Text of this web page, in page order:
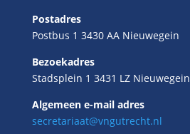
Postadres
Postbus 1 3430 AA Nieuwegein
Bezoekadres
Stadsplein 1 3431 LZ Nieuwegein
Algemeen e-mail adres
secretariaat@vngutrecht.nl